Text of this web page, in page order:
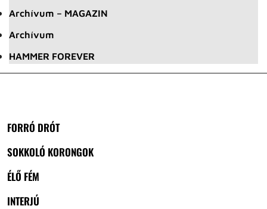
Archívum – MAGAZIN
Archívum
HAMMER FOREVER
FORRÓ DRÓT
SOKKOLÓ KORONGOK
ÉLŐ FÉM
INTERJÚ